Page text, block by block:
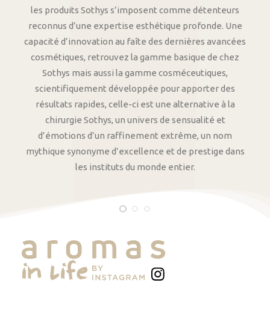
les produits Sothys s’imposent comme détenteurs
reconnus d’une expertise esthétique profonde. Une
capacité d’innovation au faîte des dernières avancées
cosmétiques, retrouvez la gamme basique de chez
Sothys mais aussi la gamme cosméceutiques,
scientifiquement développée pour apporter des
résultats rapides, celle-ci est une alternative à la
chirurgie Sothys, un univers de sensualité et
d’émotions d’un raffinement extrême, un nom
mythique synonyme d’excellence et de prestige dans
les instituts du monde entier.